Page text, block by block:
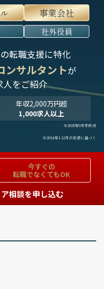
事業会社
社外役員
の転職支援に特化
ンサルタントが
人をご紹介
年収2,000万円超
1,000求人以上
※2025年9月末時点
※2024年1-12月の実績に基づく
今すぐの
転職でなくてもOK
相談を申し込む